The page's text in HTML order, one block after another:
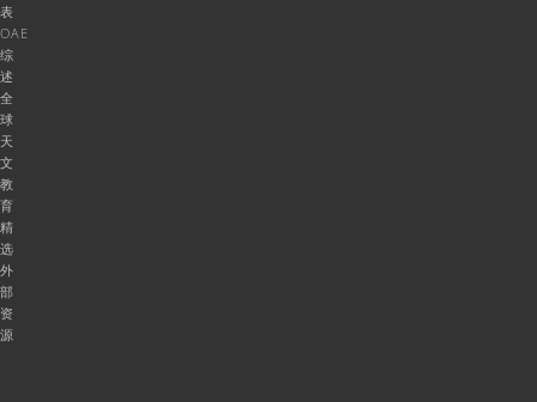
表
OAE
综
述
全
球
天
文
教
育
精
选
外
部
资
源